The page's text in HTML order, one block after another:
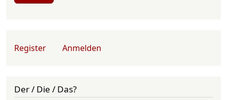
User account menu
Register Anmelden
Der / Die / Das?